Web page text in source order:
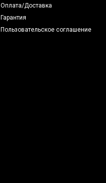
Оплата/Доставка
Гарантия
Пользовательское соглашение